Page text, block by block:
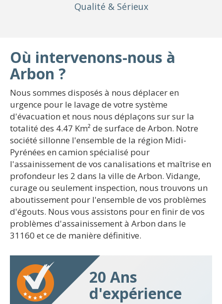
Qualité & Sérieux
Où intervenons-nous à
Arbon ?
Nous sommes disposés à nous déplacer en
urgence pour le lavage de votre système
d'évacuation et nous nous déplaçons sur sur la
totalité des 4.47 Km² de surface de Arbon. Notre
société sillonne l'ensemble de la région Midi-
Pyrénées en camion spécialisé pour
l'assainissement de vos canalisations et maîtrise en
profondeur les 2 dans la ville de Arbon. Vidange,
curage ou seulement inspection, nous trouvons un
aboutissement pour l'ensemble de vos problèmes
d'égouts. Nous vous assistons pour en finir de vos
problèmes d'assainissement à Arbon dans le
31160 et ce de manière définitive.
20 Ans
d'expérience